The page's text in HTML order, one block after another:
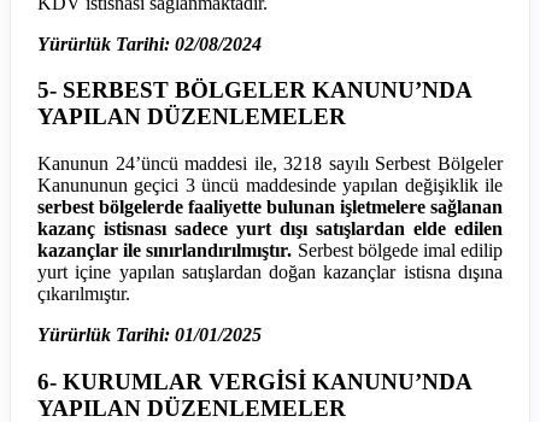
Yürürlük Tarihi: 02/08/2024
5- SERBEST BÖLGELER KANUNU’NDA
YAPILAN DÜZENLEMELER
Kanunun 24’üncü maddesi ile, 3218 sayılı Serbest Bölgeler
Kanununun geçici 3 üncü maddesinde yapılan değişiklik ile
serbest bölgelerde faaliyette bulunan işletmelere sağlanan
kazanç istisnası sadece yurt dışı satışlardan elde edilen
kazançlar ile sınırlandırılmıştır. Serbest bölgede imal edilip
yurt içine yapılan satışlardan doğan kazançlar istisna dışına
çıkarılmıştır.
Yürürlük Tarihi: 01/01/2025
6- KURUMLAR VERGİSİ KANUNU’NDA
YAPILAN DÜZENLEMELER